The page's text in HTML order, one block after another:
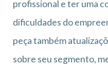
profissional e ter uma
dificuldades do
peça também
sobre seu segmento,